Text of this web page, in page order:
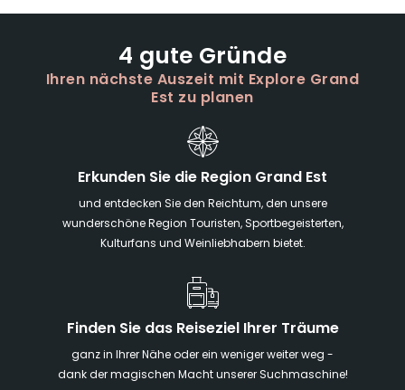
4 gute Gründe
Ihren nächste Auszeit mit Explore Grand
Est zu planen
Erkunden Sie die Region Grand Est
und entdecken Sie den Reichtum, den unsere
wunderschöne Region Touristen, Sportbegeisterten,
Kulturfans und Weinliebhabern bietet.
Finden Sie das Reiseziel Ihrer Träume
ganz in Ihrer Nähe oder ein weniger weiter weg -
dank der magischen Macht unserer Suchmaschine!